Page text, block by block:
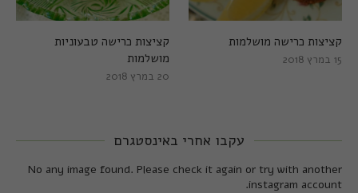
קציצות כרישה טבעוניות
מושלמות
20 במרץ 2018
קציצות כרישה מושלמות
15 במרץ 2018
עקבו אחרי באינסטגרם
No any image found. Please check it again or try with another
instagram account.